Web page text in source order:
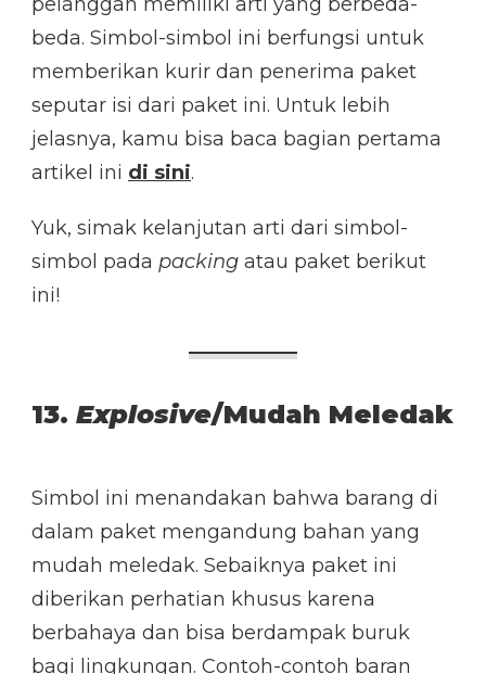
beda. Simbol-simbol ini berfungsi untuk
memberikan kurir dan penerima paket
seputar isi dari paket ini. Untuk lebih
jelasnya, kamu bisa baca bagian pertama
artikel ini di sini.
Yuk, simak kelanjutan arti dari simbol-
simbol pada packing atau paket berikut
ini!
13. Explosive/Mudah Meledak
Simbol ini menandakan bahwa barang di
dalam paket mengandung bahan yang
mudah meledak. Sebaiknya paket ini
diberikan perhatian khusus karena
berbahaya dan bisa berdampak buruk
bagi lingkungan. Contoh-contoh baran